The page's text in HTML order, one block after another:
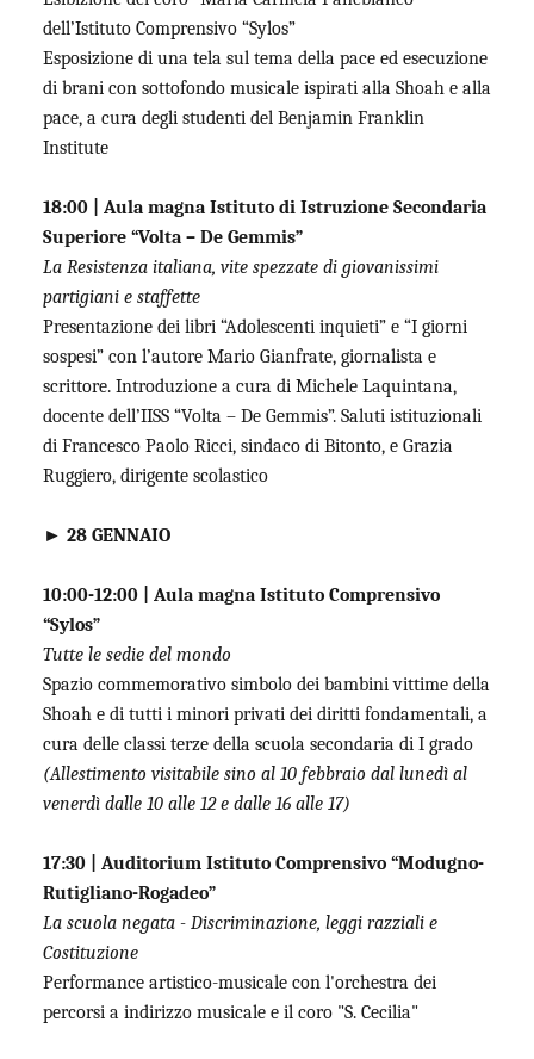
dell’Istituto Comprensivo “Sylos”
Esposizione di una tela sul tema della pace ed esecuzione
di brani con sottofondo musicale ispirati alla Shoah e alla
pace, a cura degli studenti del Benjamin Franklin
Institute
18:00 | Aula magna Istituto di Istruzione Secondaria
Superiore “Volta – De Gemmis”
La Resistenza italiana, vite spezzate di giovanissimi
partigiani e staffette
Presentazione dei libri “Adolescenti inquieti” e “I giorni
sospesi” con l’autore Mario Gianfrate, giornalista e
scrittore. Introduzione a cura di Michele Laquintana,
docente dell’IISS “Volta – De Gemmis”. Saluti istituzionali
di Francesco Paolo Ricci, sindaco di Bitonto, e Grazia
Ruggiero, dirigente scolastico
► 28 GENNAIO
10:00-12:00 | Aula magna Istituto Comprensivo
“Sylos”
Tutte le sedie del mondo
Spazio commemorativo simbolo dei bambini vittime della
Shoah e di tutti i minori privati dei diritti fondamentali, a
cura delle classi terze della scuola secondaria di I grado
(Allestimento visitabile sino al 10 febbraio dal lunedì al
venerdì dalle 10 alle 12 e dalle 16 alle 17)
17:30 | Auditorium Istituto Comprensivo “Modugno-
Rutigliano-Rogadeo”
La scuola negata - Discriminazione, leggi razziali e
Costituzione
Performance artistico-musicale con l'orchestra dei
percorsi a indirizzo musicale e il coro "S. Cecilia"